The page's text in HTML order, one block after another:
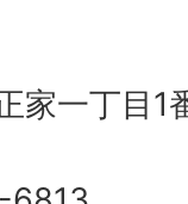
家一丁目